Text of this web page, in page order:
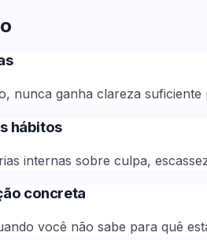
nunca ganha clareza suficiente
hábitos
internas sobre culpa,
concreta
você não sabe para quê